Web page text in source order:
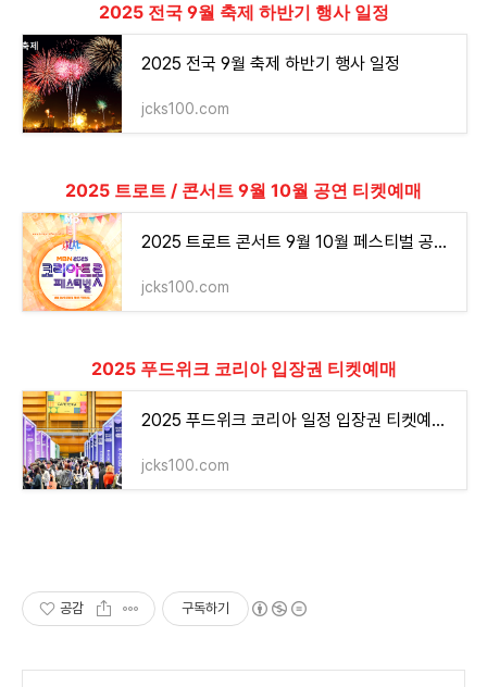
2025 전국 9월 축제 하반기 행사 일정
2025 전국 9월 축제 하반기 행사 일정
jcks100.com
2025 트로트 / 콘서트 9월 10월 공연 티켓예매
2025 트로트 콘서트 9월 10월 페스티벌 공연 일정 티켓 예매
jcks100.com
2025 푸드위크 코리아 입장권 티켓예매
2025 푸드위크 코리아 일정 입장권 티켓예매방법 및 코엑스 주차 안내
jcks100.com
공감 구독하기